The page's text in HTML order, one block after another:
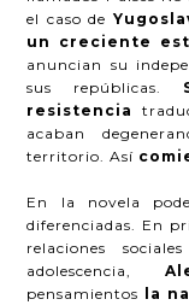
el caso de
un creciente
anuncian su
sus repúblicas.
resistencia
acaban
territorio. Así
En la novela
diferenciadas. En
relaciones
adolescencia,
pensamientos la